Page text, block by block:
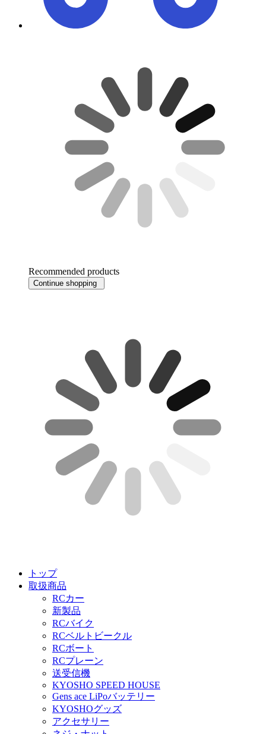
Recommended products
Continue shopping
トップ
取扱商品
RCカー
新製品
RCバイク
RCベルトビークル
RCボート
RCプレーン
送受信機
KYOSHO SPEED HOUSE
Gens ace LiPoバッテリー
KYOSHOグッズ
アクセサリー